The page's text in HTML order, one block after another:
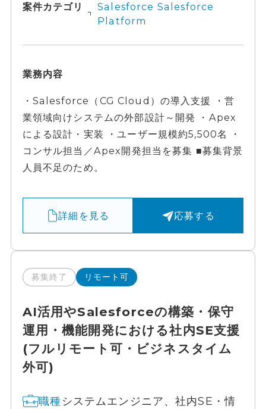
案件カテゴリ
Salesforce Salesforce
Platform
業務内容
・Salesforce（CG Cloud）の導入支援 ・営
業領域向けシステムの外部設計～開発 ・Apex
による設計・実装 ・ユーザー規模約5,500名 ・
コンサル担当／Apex開発担当を募集 ■募集背景
人員不足のため。
詳細を見る 応募する
募集終了 リモート可
AI活用やSalesforceの構築・保守
運用・機能開発における社内SE支援
(フルリモート可・ビジネスタイム
外可)
職種システムエンジニア、社内SE・情